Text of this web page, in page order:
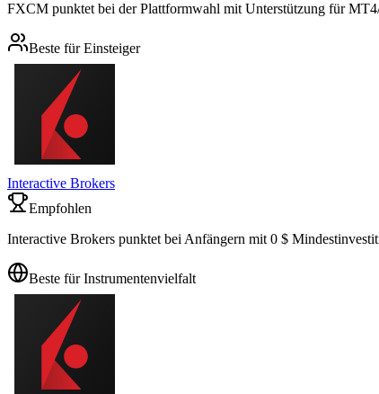
FXCM punktet bei der Plattformwahl mit Unterstützung für
Beste für Einsteiger
Interactive Brokers
Empfohlen
Interactive Brokers punktet bei Anfängern mit 0 $
Beste für Instrumentenvielfalt